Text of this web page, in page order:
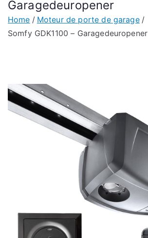
Garagedeuropener
Home
Moteur de porte de garage
Somfy GDK1100 – Garagedeuropener